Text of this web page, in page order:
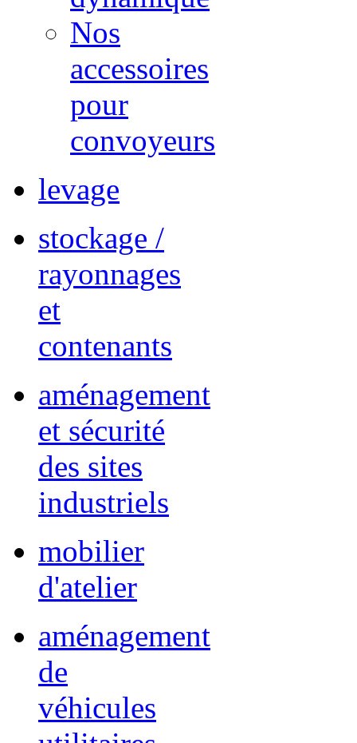
Nos
accessoires
pour
convoyeurs
levage
stockage /
rayonnages
et
contenants
aménagement
et sécurité
des sites
industriels
mobilier
d'atelier
aménagement
de
véhicules